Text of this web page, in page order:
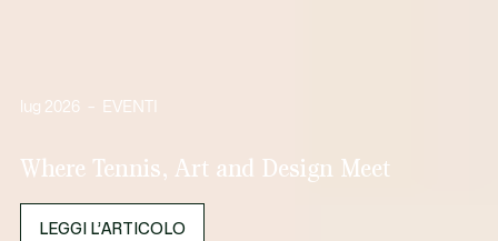
lug 2026 – EVENTI
Where Tennis, Art and Design Meet
LEGGI L’ARTICOLO